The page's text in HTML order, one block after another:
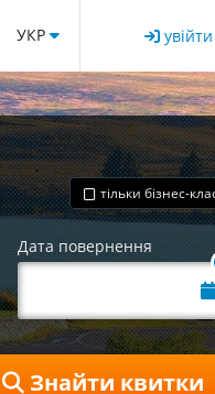
УКР увійти
тільки бізнес-
Дата повернення
Знайти квитки